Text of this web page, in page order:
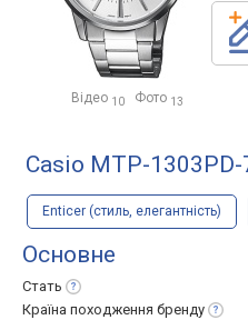
Відео 10 Фото 13
Casio MTP-1303PD-
Enticer (стиль, елегантність)
Основне
Стать
Країна походження бренду